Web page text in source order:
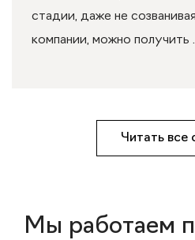
стадии, даже не
компании, можно получить
Читать все
Мы работаем